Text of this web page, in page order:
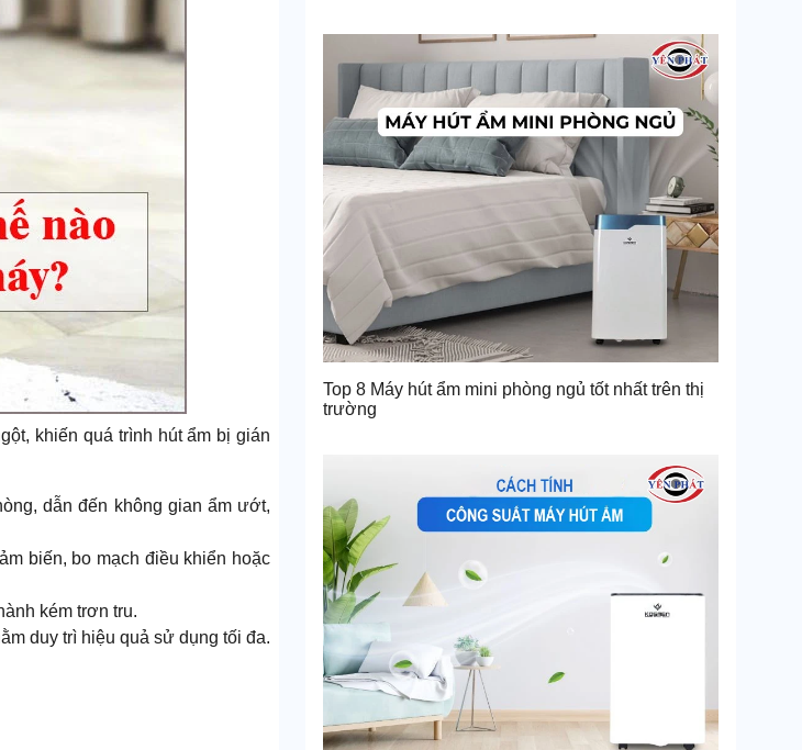
khiến quá trình hút ẩm bị gián
dẫn đến không gian ẩm ướt,
biến, bo mạch điều khiển hoặc
kém trơn tru.
duy trì hiệu quả sử dụng tối đa.
Top 8 Máy hút ẩm mini phòng ngủ tốt nhất trên thị
trường